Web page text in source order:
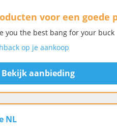
voor een goede
you the best bang for your buck
op je aankoop
Bekijk aanbieding
NL